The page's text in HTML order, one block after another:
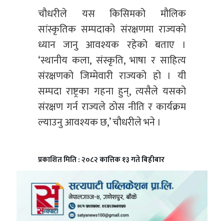
चौधरीले यस किसिमको मौलिक
सांस्कृतिक सम्पदाको संरक्षणमा राज्यको
ध्यान जानु आवश्यक रहेको बताए ।
‘स्थानीय कला, संस्कृति, भाषा र साहित्य
संरक्षणको जिम्मेवारी राज्यको हो । यी
सम्पदा राष्ट्रका गहना हुन्, त्यसैले यसको
संरक्षण गर्न राज्यले ठोस नीति र कार्यक्रम
ल्याउनु आवश्यक छ,’ चौधरीले भने ।
प्रकाशित मिति : २०८२ कात्तिक १३ गते बिहीबार